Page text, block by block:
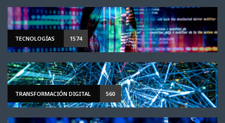
TECNOLOGÍAS 1574
TRANSFORMACIÓN DIGITAL 560